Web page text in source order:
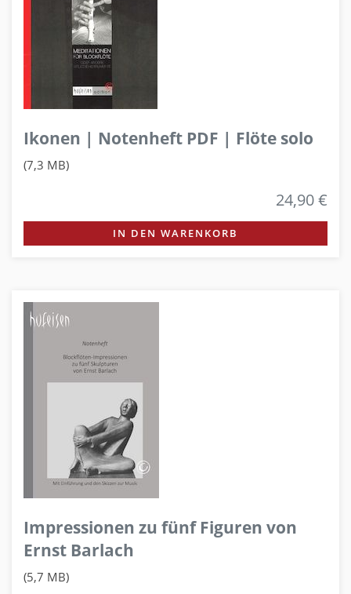
Ikonen | Notenheft PDF | Flöte solo
(7,3 MB)
24,90 €
IN DEN WARENKORB
Impressionen zu fünf Figuren von
Ernst Barlach
(5,7 MB)